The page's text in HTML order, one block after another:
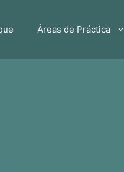
Áreas de Práctica